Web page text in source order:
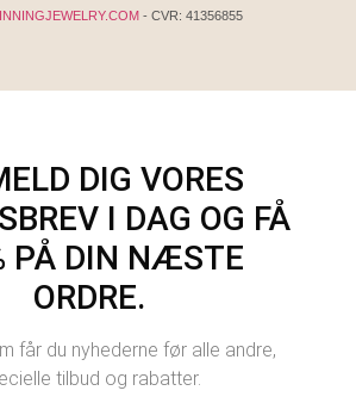
- CVR: 41356855
DIG VORES
I DAG OG FÅ
PÅ DIN NÆSTE
ORDRE.
får du nyhederne før alle andre,
tilbud og rabatter.